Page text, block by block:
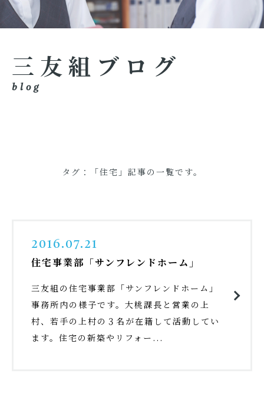
三友組ブログ
blog
タグ：「住宅」記事の一覧です。
2016.07.21
住宅事業部「サンフレンドホーム」
三友組の住宅事業部「サンフレンドホーム」
事務所内の様子です。大桃課長と営業の上
村、若手の上村の３名が在籍して活動してい
ます。住宅の新築やリフォー...